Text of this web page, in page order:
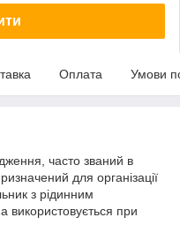
Оплата Умови
часто званий в
для організації
з рідинним
при